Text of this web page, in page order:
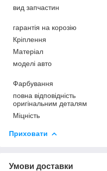
вид запчастин
гарантія на корозію
Кріплення
Матеріал
моделі авто
Фарбування
повна відповідність
оригінальним деталям
Міцність
Приховати
Умови доставки